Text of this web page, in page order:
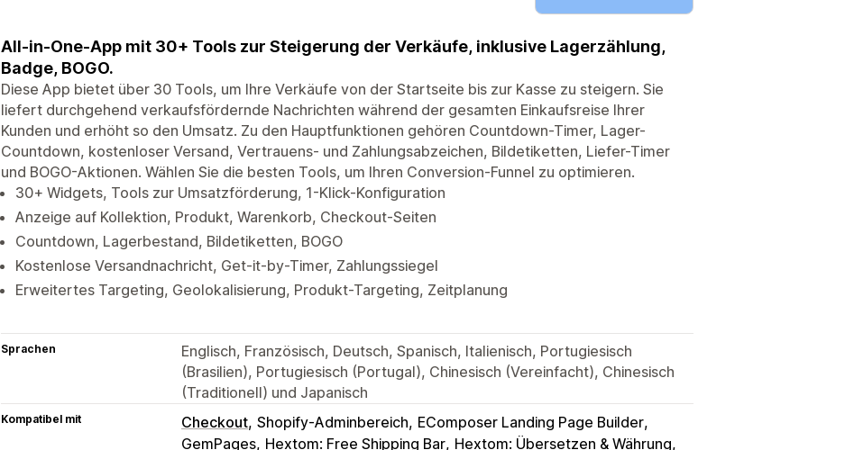
All-in-One-App mit 30+ Tools zur Steigerung der Verkäufe, inklusive Lagerzählung,
Badge, BOGO.
Diese App bietet über 30 Tools, um Ihre Verkäufe von der Startseite bis zur Kasse zu steigern. Sie
liefert durchgehend verkaufsfördernde Nachrichten während der gesamten Einkaufsreise Ihrer
Kunden und erhöht so den Umsatz. Zu den Hauptfunktionen gehören Countdown-Timer, Lager-
Countdown, kostenloser Versand, Vertrauens- und Zahlungsabzeichen, Bildetiketten, Liefer-Timer
und BOGO-Aktionen. Wählen Sie die besten Tools, um Ihren Conversion-Funnel zu optimieren.
30+ Widgets, Tools zur Umsatzförderung, 1-Klick-Konfiguration
Anzeige auf Kollektion, Produkt, Warenkorb, Checkout-Seiten
Countdown, Lagerbestand, Bildetiketten, BOGO
Kostenlose Versandnachricht, Get-it-by-Timer, Zahlungssiegel
Erweitertes Targeting, Geolokalisierung, Produkt-Targeting, Zeitplanung
Sprachen
Englisch, Französisch, Deutsch, Spanisch, Italienisch, Portugiesisch
(Brasilien), Portugiesisch (Portugal), Chinesisch (Vereinfacht), Chinesisch
(Traditionell) und Japanisch
Kompatibel mit Checkout Shopify-Adminbereich EComposer Landing Page Builder
GemPages Hextom: Free Shipping Bar Hextom: Übersetzen & Währung